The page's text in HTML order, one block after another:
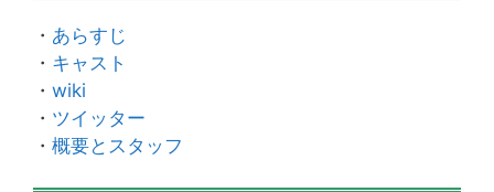
・ あらすじ
・ キャスト
・ wiki
・ ツイッター
・ 概要とスタッフ